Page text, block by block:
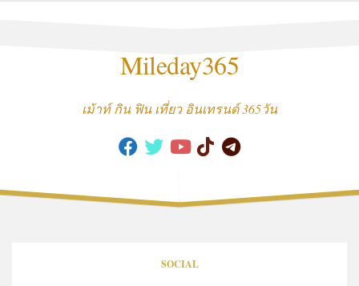
Mileday365
เม้าท์ กิน ฟิน เที่ยว อินเทรนด์ 365วัน
SOCIAL